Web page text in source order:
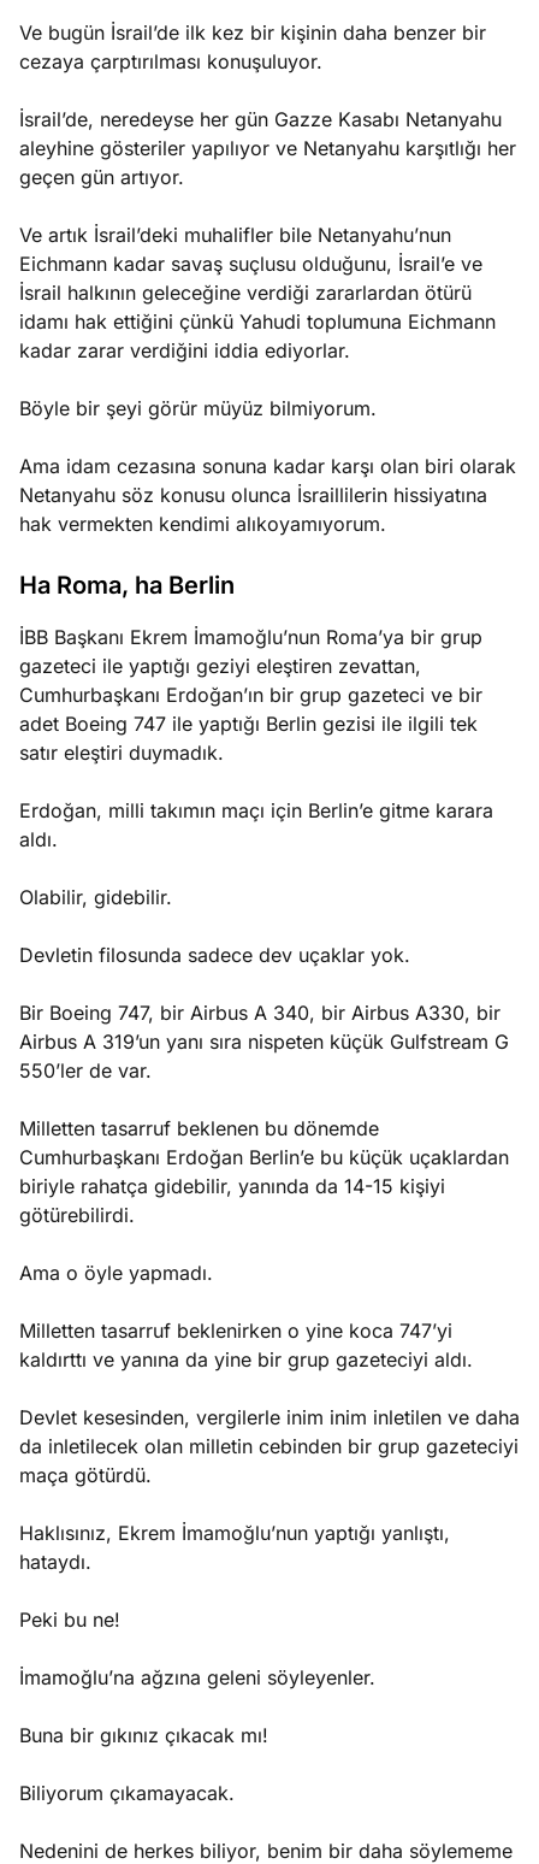
Ve bugün İsrail’de ilk kez bir kişinin daha benzer bir
cezaya çarptırılması konuşuluyor.
İsrail’de, neredeyse her gün Gazze Kasabı Netanyahu
aleyhine gösteriler yapılıyor ve Netanyahu karşıtlığı her
geçen gün artıyor.
Ve artık İsrail’deki muhalifler bile Netanyahu’nun
Eichmann kadar savaş suçlusu olduğunu, İsrail’e ve
İsrail halkının geleceğine verdiği zararlardan ötürü
idamı hak ettiğini çünkü Yahudi toplumuna Eichmann
kadar zarar verdiğini iddia ediyorlar.
Böyle bir şeyi görür müyüz bilmiyorum.
Ama idam cezasına sonuna kadar karşı olan biri olarak
Netanyahu söz konusu olunca İsraillilerin hissiyatına
hak vermekten kendimi alıkoyamıyorum.
Ha Roma, ha Berlin
İBB Başkanı Ekrem İmamoğlu’nun Roma’ya bir grup
gazeteci ile yaptığı geziyi eleştiren zevattan,
Cumhurbaşkanı Erdoğan’ın bir grup gazeteci ve bir
adet Boeing 747 ile yaptığı Berlin gezisi ile ilgili tek
satır eleştiri duymadık.
Erdoğan, milli takımın maçı için Berlin’e gitme karara
aldı.
Olabilir, gidebilir.
Devletin filosunda sadece dev uçaklar yok.
Bir Boeing 747, bir Airbus A 340, bir Airbus A330, bir
Airbus A 319’un yanı sıra nispeten küçük Gulfstream G
550’ler de var.
Milletten tasarruf beklenen bu dönemde
Cumhurbaşkanı Erdoğan Berlin’e bu küçük uçaklardan
biriyle rahatça gidebilir, yanında da 14-15 kişiyi
götürebilirdi.
Ama o öyle yapmadı.
Milletten tasarruf beklenirken o yine koca 747’yi
kaldırttı ve yanına da yine bir grup gazeteciyi aldı.
Devlet kesesinden, vergilerle inim inim inletilen ve daha
da inletilecek olan milletin cebinden bir grup gazeteciyi
maça götürdü.
Haklısınız, Ekrem İmamoğlu’nun yaptığı yanlıştı,
hataydı.
Peki bu ne!
İmamoğlu’na ağzına geleni söyleyenler.
Buna bir gıkınız çıkacak mı!
Biliyorum çıkamayacak.
Nedenini de herkes biliyor, benim bir daha söylememe